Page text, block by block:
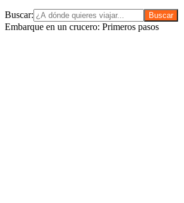
Buscar:
Embarque en un crucero: Primeros pasos